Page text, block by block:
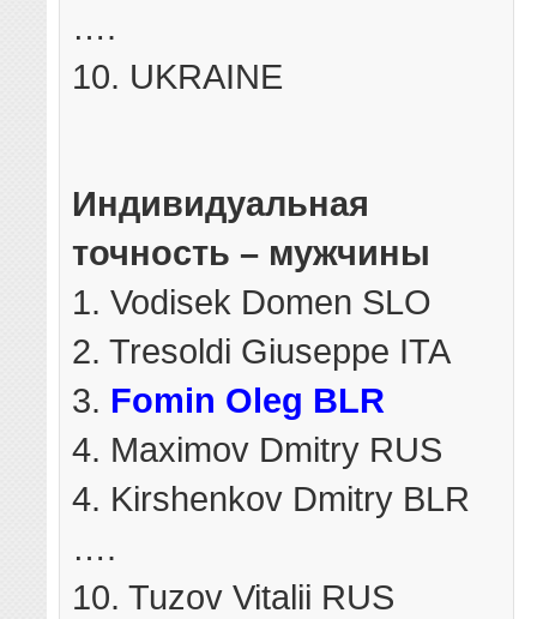
….
10. UKRAINE
Индивидуальная
точность – мужчины
1. Vodisek Domen SLO
2. Tresoldi Giuseppe ITA
3. Fomin Oleg BLR
4. Maximov Dmitry RUS
4. Kirshenkov Dmitry BLR
….
10. Tuzov Vitalii RUS